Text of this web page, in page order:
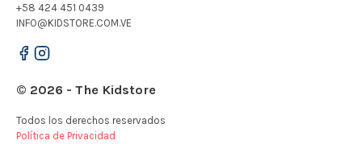
+58 424 451 0439
INFO@KIDSTORE.COM.VE
© 2026 - The Kidstore
Todos los derechos reservados
Política de Privacidad